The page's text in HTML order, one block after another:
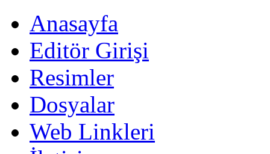
Anasayfa
Editör Girişi
Resimler
Dosyalar
Web Linkleri